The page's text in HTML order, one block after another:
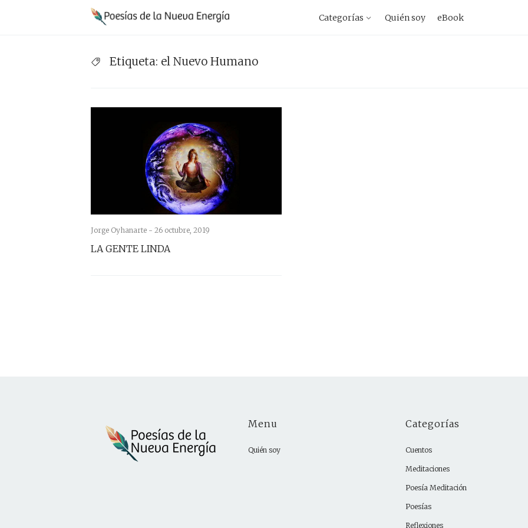
Categorías Quién soy eBook
Etiqueta: el Nuevo Humano
Jorge Oyhanarte - 26 octubre, 2019
LA GENTE LINDA
Menu
Quién soy
Categorías
Cuentos
Meditaciones
Poesía Meditación
Poesías
Reflexiones